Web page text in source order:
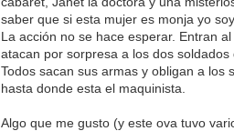
saber que si esta mujer es monja yo
La acción no se hace esperar. Entran
atacan por sorpresa a los dos soldados
Todos sacan sus armas y obligan a
hasta donde esta el maquinista.
Algo que me gusto (y este ova tuvo